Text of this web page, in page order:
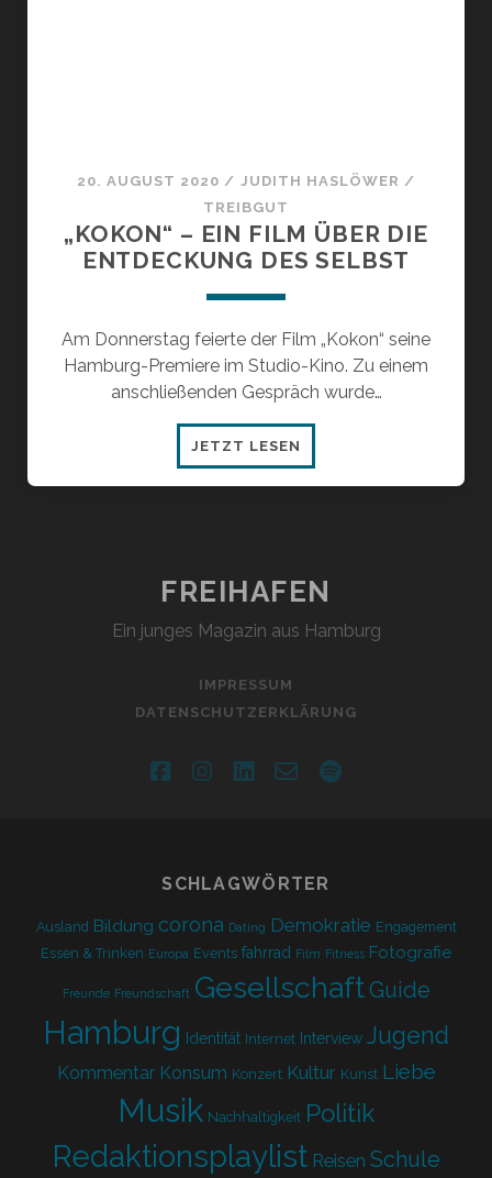
20. AUGUST 2020 / JUDITH HASLÖWER /
TREIBGUT
„KOKON“ – EIN FILM ÜBER DIE
ENTDECKUNG DES SELBST
Am Donnerstag feierte der Film „Kokon“ seine
Hamburg-Premiere im Studio-Kino. Zu einem
anschließenden Gespräch wurde…
JETZT LESEN
–
ENTDECKUNG
DES
FREIHAFEN
Ein junges Magazin aus Hamburg
IMPRESSUM
DATENSCHUTZERKLÄRUNG
facebookinstagram
linkedin
email-spotify
SCHLAGWÖRTER
Ausland Bildung corona Dating Demokratie Engagement
Essen & Trinken Europa Events fahrrad Film Fitness Fotografie
Freunde Freundschaft GesellschaftGuide
Hamburg Identität Internet Interview Jugend
Kommentar Konsum Konzert Kultur Kunst Liebe
Musik Nachhaltigkeit Politik
Redaktionsplaylist Reisen Schule